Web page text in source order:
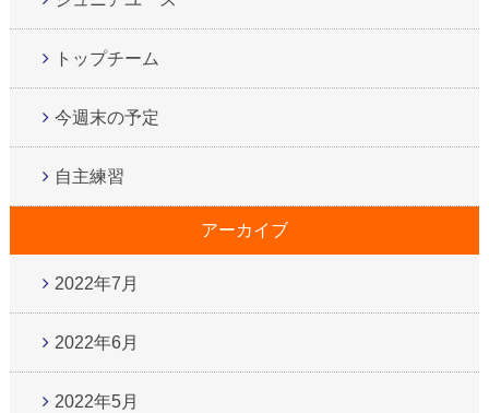
トップチーム
今週末の予定
自主練習
アーカイブ
2022年7月
2022年6月
2022年5月